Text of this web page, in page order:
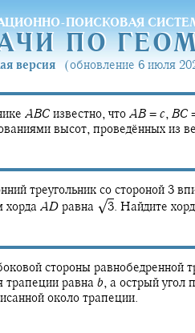
ПОИСКОВАЯ
ПО
ПО
версия (обновление 6 июля
ABC известно, что AB = c, BC
высот, проведённых из
треугольник со стороной 3
хорда AD равна √3. Найдите
стороны равнобедренной
трапеции равна b, а острый угол
около трапеции.